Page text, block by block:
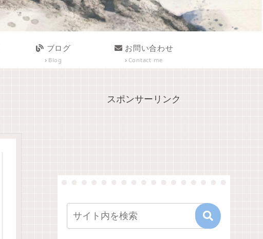
ブログ
Blog
お問い合わせ
Contact me
スポンサーリンク